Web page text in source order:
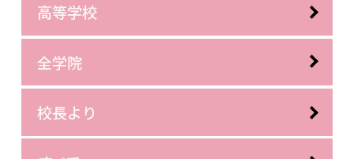
高等学校
全学院
校長より